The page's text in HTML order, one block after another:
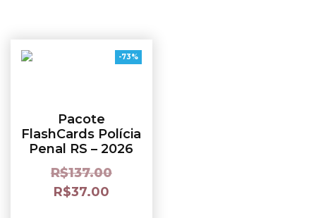
-73%
Pacote
FlashCards Polícia
Penal RS – 2026
R$137.00
R$37.00